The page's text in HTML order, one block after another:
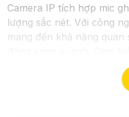
Camera IP tích hợp mic
lượng sắc nét. Với công
mang đến khả năng
màu sắc chính xác, đồng
phép người dùng thấu
sống động. Sự kết hợp